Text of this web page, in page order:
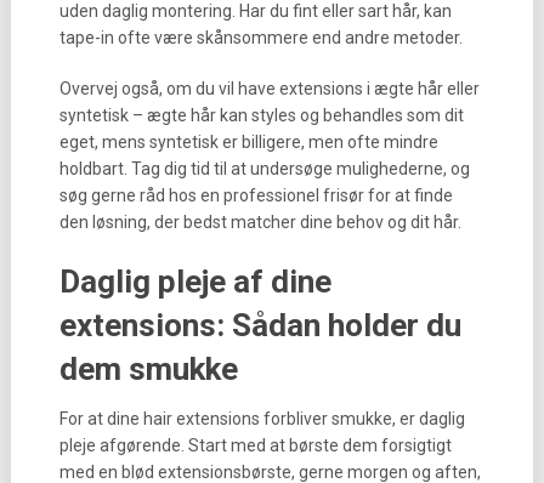
uden daglig montering. Har du fint eller sart hår, kan
tape-in ofte være skånsommere end andre metoder.
Overvej også, om du vil have extensions i ægte hår eller
syntetisk – ægte hår kan styles og behandles som dit
eget, mens syntetisk er billigere, men ofte mindre
holdbart. Tag dig tid til at undersøge mulighederne, og
søg gerne råd hos en professionel frisør for at finde
den løsning, der bedst matcher dine behov og dit hår.
Daglig pleje af dine
extensions: Sådan holder du
dem smukke
For at dine hair extensions forbliver smukke, er daglig
pleje afgørende. Start med at børste dem forsigtigt
med en blød extensionsbørste, gerne morgen og aften,